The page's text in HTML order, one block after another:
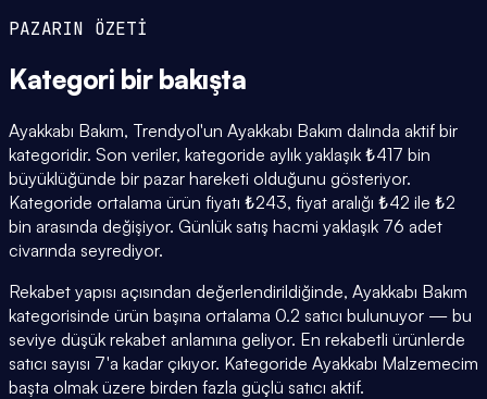
PAZARIN ÖZETİ
Kategori bir bakışta
Ayakkabı Bakım, Trendyol'un Ayakkabı Bakım dalında aktif bir
kategoridir. Son veriler, kategoride aylık yaklaşık ₺417 bin
büyüklüğünde bir pazar hareketi olduğunu gösteriyor.
Kategoride ortalama ürün fiyatı ₺243, fiyat aralığı ₺42 ile ₺2
bin arasında değişiyor. Günlük satış hacmi yaklaşık 76 adet
civarında seyrediyor.
Rekabet yapısı açısından değerlendirildiğinde, Ayakkabı Bakım
kategorisinde ürün başına ortalama 0.2 satıcı bulunuyor — bu
seviye düşük rekabet anlamına geliyor. En rekabetli ürünlerde
satıcı sayısı 7'a kadar çıkıyor. Kategoride Ayakkabı Malzemecim
başta olmak üzere birden fazla güçlü satıcı aktif.